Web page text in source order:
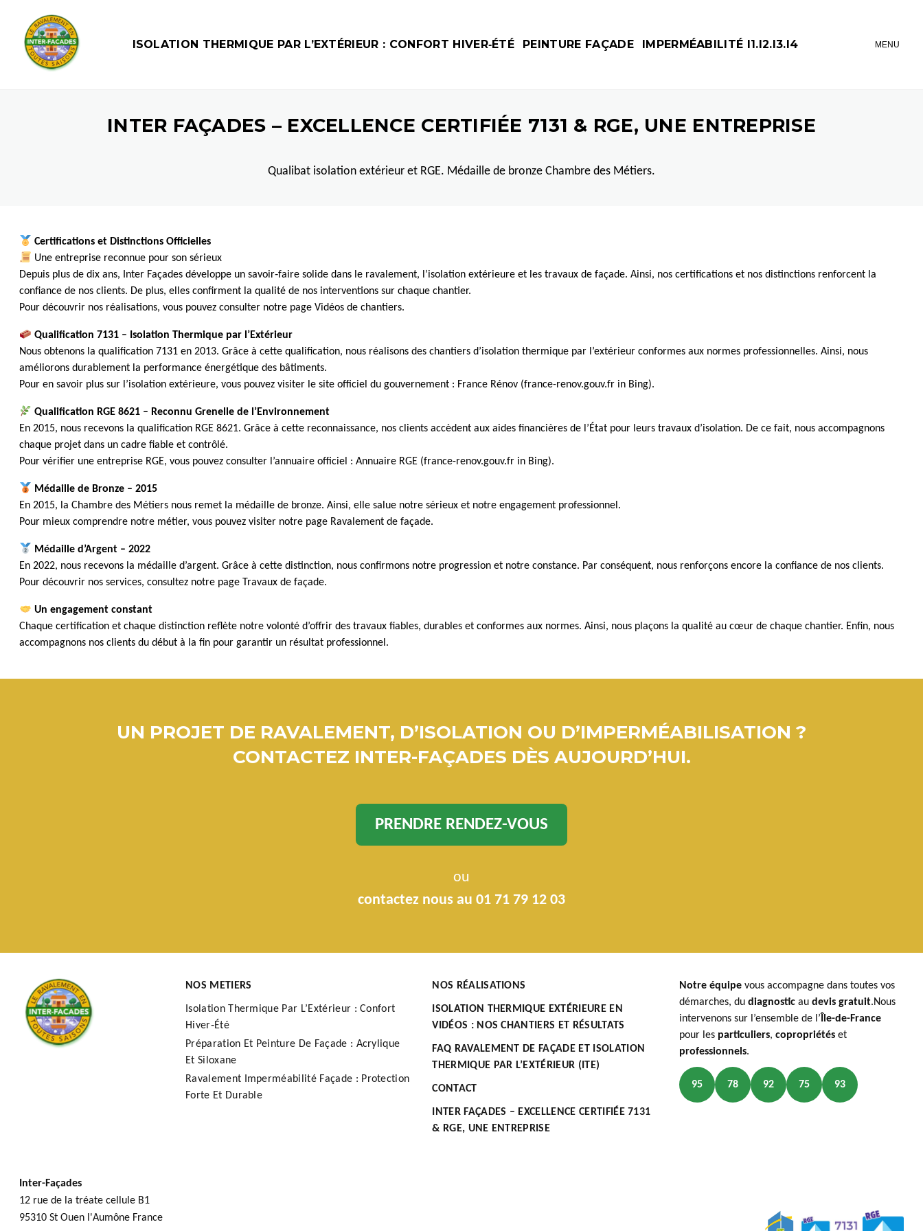
ISOLATION THERMIQUE PAR L’EXTÉRIEUR : CONFORT HIVER‑ÉTÉ PEINTURE FAÇADE IMPERMÉABILITÉ I1.I2.I3.I4 MENU
INTER FAÇADES – EXCELLENCE CERTIFIÉE 7131 & RGE, UNE ENTREPRISE
Qualibat isolation extérieur et RGE. Médaille de bronze Chambre des Métiers.
Certifications et Distinctions Officielles
Une entreprise reconnue pour son sérieux
Depuis plus de dix ans, Inter Façades développe un savoir‑faire solide dans le ravalement, l’isolation extérieure et les travaux de façade. Ainsi, nos certifications et nos distinctions renforcent la
confiance de nos clients. De plus, elles confirment la qualité de nos interventions sur chaque chantier.
Pour découvrir nos réalisations, vous pouvez consulter notre page Vidéos de chantiers.
Qualification 7131 – Isolation Thermique par l’Extérieur
Nous obtenons la qualification 7131 en 2013. Grâce à cette qualification, nous réalisons des chantiers d’isolation thermique par l’extérieur conformes aux normes professionnelles. Ainsi, nous
améliorons durablement la performance énergétique des bâtiments.
Pour en savoir plus sur l’isolation extérieure, vous pouvez visiter le site officiel du gouvernement : France Rénov (france-renov.gouv.fr in Bing).
Qualification RGE 8621 – Reconnu Grenelle de l’Environnement
En 2015, nous recevons la qualification RGE 8621. Grâce à cette reconnaissance, nos clients accèdent aux aides financières de l’État pour leurs travaux d’isolation. De ce fait, nous accompagnons
chaque projet dans un cadre fiable et contrôlé.
Pour vérifier une entreprise RGE, vous pouvez consulter l’annuaire officiel : Annuaire RGE (france-renov.gouv.fr in Bing).
Médaille de Bronze – 2015
En 2015, la Chambre des Métiers nous remet la médaille de bronze. Ainsi, elle salue notre sérieux et notre engagement professionnel.
Pour mieux comprendre notre métier, vous pouvez visiter notre page Ravalement de façade.
Médaille d’Argent – 2022
En 2022, nous recevons la médaille d’argent. Grâce à cette distinction, nous confirmons notre progression et notre constance. Par conséquent, nous renforçons encore la confiance de nos clients.
Pour découvrir nos services, consultez notre page Travaux de façade.
Un engagement constant
Chaque certification et chaque distinction reflète notre volonté d’offrir des travaux fiables, durables et conformes aux normes. Ainsi, nous plaçons la qualité au cœur de chaque chantier. Enfin, nous
accompagnons nos clients du début à la fin pour garantir un résultat professionnel.
UN PROJET DE RAVALEMENT, D’ISOLATION OU D’IMPERMÉABILISATION ?
CONTACTEZ INTER-FAÇADES DÈS AUJOURD’HUI.
PRENDRE RENDEZ-VOUS
ou
contactez nous au 01 71 79 12 03
NOS METIERS
Isolation Thermique Par L’Extérieur : Confort
Hiver‑Été
Préparation Et Peinture De Façade : Acrylique
Et Siloxane
Ravalement Imperméabilité Façade : Protection
Forte Et Durable
NOS RÉALISATIONS
ISOLATION THERMIQUE EXTÉRIEURE EN
VIDÉOS : NOS CHANTIERS ET RÉSULTATS
FAQ RAVALEMENT DE FAÇADE ET ISOLATION
THERMIQUE PAR L’EXTÉRIEUR (ITE)
CONTACT
INTER FAÇADES – EXCELLENCE CERTIFIÉE 7131
& RGE, UNE ENTREPRISE
Notre équipevous accompagne dans toutes vos
démarches, du diagnostic au devis gratuit.Nous
intervenons sur l’ensemble de l’ Île-de-France
pour les particuliers, copropriétés et
professionnels.
95 78 92 75 93
Inter-Façades
12 rue de la tréate cellule B1
95310 St Ouen l'Aumône France